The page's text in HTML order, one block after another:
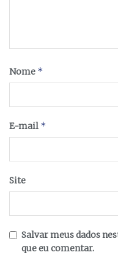
Nome *
E-mail *
Site
Salvar meus dados
que eu comentar.